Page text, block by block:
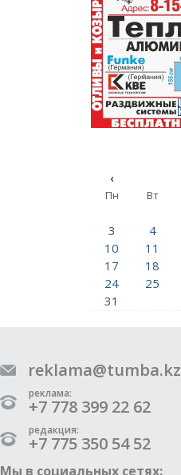
‹
Пн Вт
3
4
10
11
17
18
24
25
31
reklama@tumba.kz
реклама:
+7 778 399 22 62
редакция:
+7 775 350 54 52
Мы в социальных сетях: